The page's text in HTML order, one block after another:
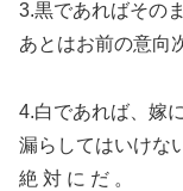
3.黒であればその
あとはお前の意向
4.白であれば、嫁
漏らしてはいけな
絶 対 に だ 。